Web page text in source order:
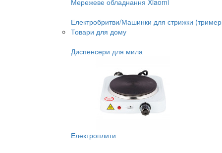
Мережеве обладнання Xiaomi
Електробритви/Машинки для стрижки
Товари для дому
Диспенсери для мила
Електроплити